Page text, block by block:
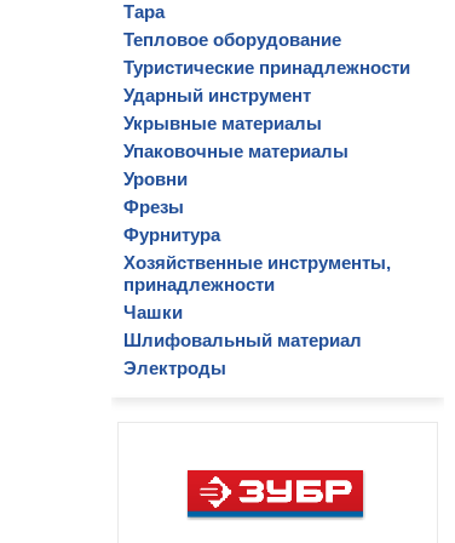
Тара
Тепловое оборудование
Туристические принадлежности
Ударный инструмент
Укрывные материалы
Упаковочные материалы
Уровни
Фрезы
Фурнитура
Хозяйственные инструменты,
принадлежности
Чашки
Шлифовальный материал
Электроды